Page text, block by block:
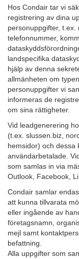
Hos Condair tar vi
registrering av dina
personuppgifter,
telefonnummer,
landspecifika
hjälp av denna
allmänheten om
personuppgifter vi
informeras de
om sina rättigheter.
Vid leadgenerering
(t.ex. slussen.biz,
hemsidor) och dessa
användarbetalade.
som samlas in via
Outlook, Facebook,
Condair samlar
att kunna tillvarata
eller ingående av
företagsnamn,
mejl samt
befattning.
Alla uppgifter som